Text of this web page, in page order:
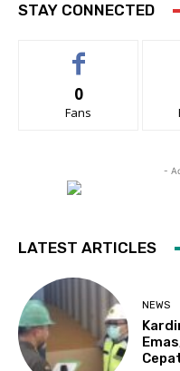
STAY CONNECTED
0
Fans
-
LATEST ARTICLES
NEWS